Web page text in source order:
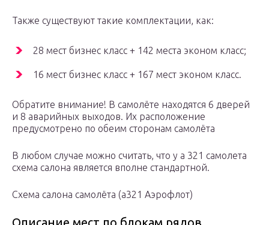
Также существуют такие комплектации, как:
28 мест бизнес класс + 142 места эконом класс;
16 мест бизнес класс + 167 мест эконом класс.
Обратите внимание! В самолёте находятся 6 дверей
и 8 аварийных выходов. Их расположение
предусмотрено по обеим сторонам самолёта
В любом случае можно считать, что у а 321 самолета
схема салона является вполне стандартной.
Схема салона самолёта (а321 Аэрофлот)